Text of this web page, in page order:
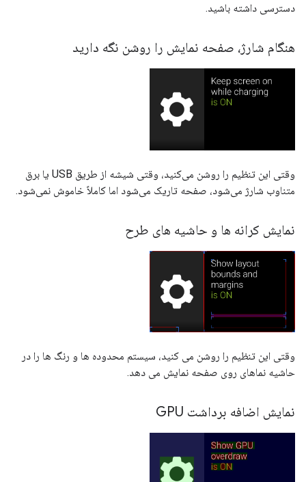
دسترسی داشته باشید.
هنگام شارژ، صفحه نمایش را روشن نگه دارید
وقتی این تنظیم را روشن می‌کنید، وقتی شیشه از طریق USB یا برق
متناوب شارژ می‌شود، صفحه تاریک می‌شود اما کاملاً خاموش نمی‌شود.
نمایش کرانه ها و حاشیه های طرح
وقتی این تنظیم را روشن می کنید، سیستم محدوده ها و رنگ ها را در
حاشیه نماهای روی صفحه نمایش می دهد.
نمایش اضافه برداشت GPU